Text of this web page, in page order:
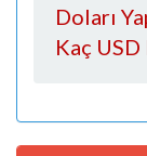
Doları
Kaç